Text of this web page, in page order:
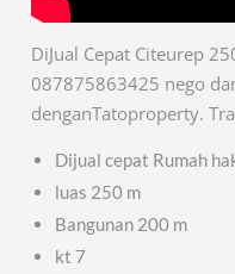
DiJual Cepat Citeurep
087875863425 nego
denganTatoproperty.
Dijual cepat Rumah
luas 250 m
Bangunan 200 m
kt 7